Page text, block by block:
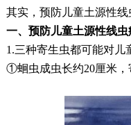
其实，预防儿童土源性
一、预防儿童土源性线
1.三种寄生虫都可能对儿
①蛔虫成虫长约20厘米，